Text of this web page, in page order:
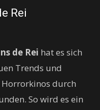
Rei
de Rei hat es sich
Trends und
durch
So wird es ein